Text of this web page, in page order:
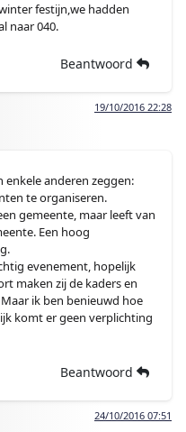
festijn,we hadden
naar 040.
Beantwoord
19/10/2016 22:28
enkele anderen zeggen:
te organiseren.
gemeente, maar leeft van
Een hoog
evenement, hopelijk
maken zij de kaders en
ik ben benieuwd hoe
komt er geen verplichting
Beantwoord
24/10/2016 07:51